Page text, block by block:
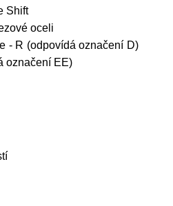
Shift
oceli
- R (odpovídá označení D)
označení EE)